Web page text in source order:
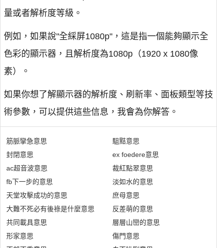
量或者解析度等級。
例如，如果說"全綵屏1080p"，這是指一個能夠顯示全
色彩的顯示器，且解析度為1080p（1920 x 1080像
素）。
如果你想了解顯示器的解析度、刷新率、面板類型等技
術參數，可以提供這些信息，我會為你解答。
筋脈攣急意思
封閉意思
ac超音波意思
fb下一步的意思
天堂攻擊成功的意思
大難不死必有後祿是什麼意思
共同載具意思
形家意思
駔黠意思
ex foedere意思
裁紅點翠意思
淡如水的意思
庶母意思
反差萌的意思
層層山巒的意思
傷門意思